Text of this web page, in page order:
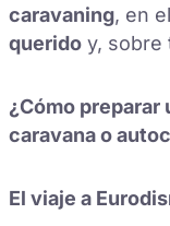
caravaning, en
querido y, sobre
¿Cómo preparar
caravana o
El viaje a